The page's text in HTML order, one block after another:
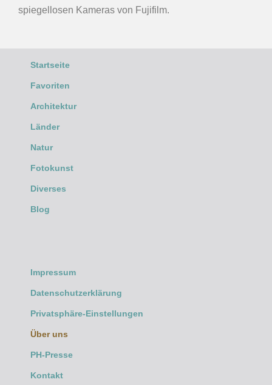
spiegellosen Kameras von Fujifilm.
Startseite
Favoriten
Architektur
Länder
Natur
Fotokunst
Diverses
Blog
Impressum
Datenschutzerklärung
Privatsphäre-Einstellungen
Über uns
PH-Presse
Kontakt